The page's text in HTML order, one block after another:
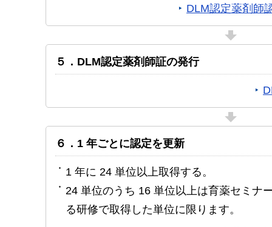
DLM認定薬剤師
５．DLM認定薬剤師証の発行
６．1 年ごとに認定を更新
1 年に 24 単位以上取得する。
24 単位のうち 16 単位以上は育薬セミナ
る研修で取得した単位に限ります。